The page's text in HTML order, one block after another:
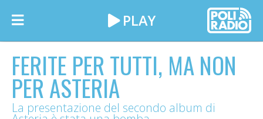
FERITE PER TUTTI, MA NON
PER ASTERIA
La presentazione del secondo album di